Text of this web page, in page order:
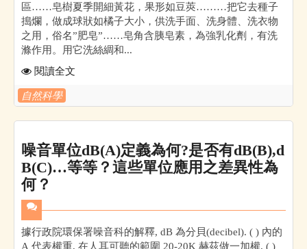
區……皂樹夏季開細黃花，果形如豆莢………把它去種子
搗爛，做成球狀如橘子大小，供洗手面、洗身體、洗衣物
之用，俗名”肥皂”……皂角含胰皂素，為強乳化劑，有洗
滌作用。用它洗絲綢和...
閱讀全文
自然科學
噪音單位dB(A)定義為何?是否有dB(B),d
B(C)…等等？這些單位應用之差異性為
何？
據行政院環保署噪音科的解釋, dB 為分貝(decibel). ( ) 內的
A 代表權重, 在人耳可聽的範圍 20-20K 赫茲做一加權. ( )